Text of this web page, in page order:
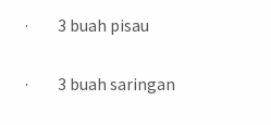
· 3 buah pisau
· 3 buah saringan